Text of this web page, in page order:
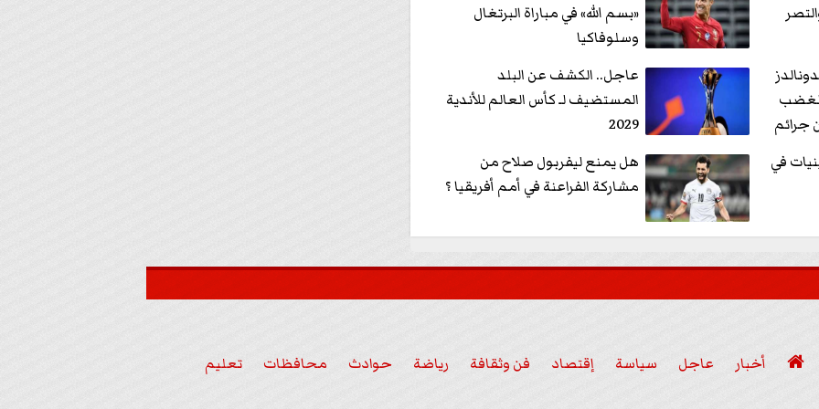
«بسم الله» في مباراة البرتغال
وسلوفاكيا
جرائم
عاجل.. الكشف عن البلد
المستضيف لـ كأس العالم للأندية
2029
في
هل يمنع ليفربول صلاح من
مشاركة الفراعنة في أمم أفريقيا ؟
 أخبار عاجل سياسة إقتصاد فن وثقافة رياضة حوادث محافظات
تعليم